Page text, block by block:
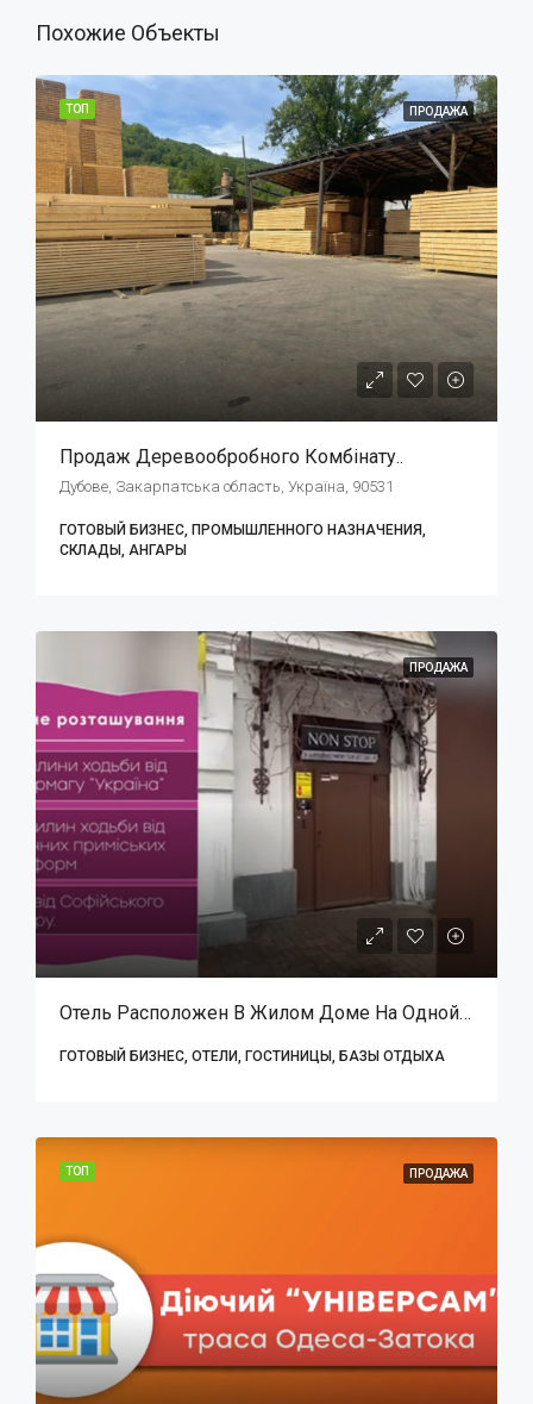
Похожие Объекты
ТОП ПРОДАЖА
Продаж Деревообробного Комбінату..
Дубове, Закарпатська область, Україна, 90531
ГОТОВЫЙ БИЗНЕС, ПРОМЫШЛЕННОГО НАЗНАЧЕНИЯ,
СКЛАДЫ, АНГАРЫ
ПРОДАЖА
Отель Расположен В Жилом Доме На Одной Из Центральных Улиц, В 4 Минутах Ходьбы От Универмага “Украина”
ГОТОВЫЙ БИЗНЕС, ОТЕЛИ, ГОСТИНИЦЫ, БАЗЫ ОТДЫХА
ТОП ПРОДАЖА